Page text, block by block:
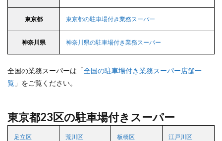
東京都 東京都の駐車場付き業務スーパー
神奈川県 神奈川県の駐車場付き業務スーパー
全国の業務スーパーは「全国の駐車場付き業務スーパー店舗一
覧 」をご覧ください。
東京都23区の駐車場付きスーパー
足立区 荒川区 板橋区 江戸川区